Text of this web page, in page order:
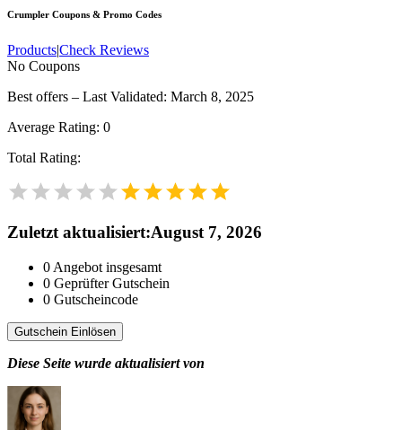
Crumpler Coupons & Promo Codes
Products|Check Reviews
No Coupons
Best offers – Last Validated: March 8, 2025
Average Rating: 0
Total Rating:
Zuletzt aktualisiert:August 7, 2026
0 Angebot insgesamt
0 Geprüfter Gutschein
0 Gutscheincode
Gutschein Einlösen
Diese Seite wurde aktualisiert von